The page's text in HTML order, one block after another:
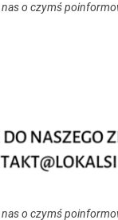
o czymś
o czymś